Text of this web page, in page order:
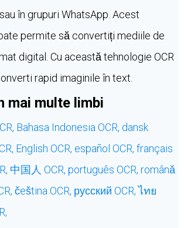
în grupuri WhatsApp. Acest
permite să convertiți mediile de
digital. Cu această tehnologie OCR
rapid imaginile în text.
mai multe limbi
Bahasa Indonesia OCR, dansk
English OCR, español OCR, français
中国人 OCR, português OCR, română
čeština OCR, русский OCR,ไทย